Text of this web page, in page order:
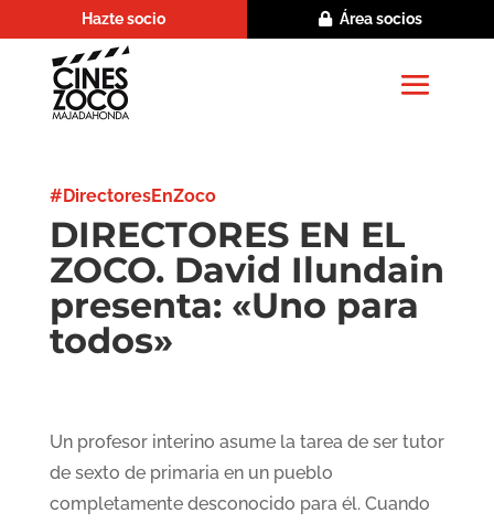
Hazte socio Área socios
#DirectoresEnZoco
DIRECTORES EN EL
ZOCO. David Ilundain
presenta: «Uno para
todos»
Un profesor interino asume la tarea de ser tutor
de sexto de primaria en un pueblo
completamente desconocido para él. Cuando